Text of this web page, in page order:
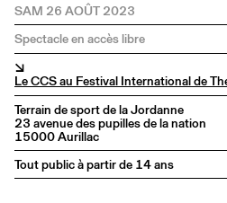
SAM 26 AOÛT 2023
Spectacle en accès libre
↘
Le CCS au Festival International de
Terrain de sport de la Jordanne
23 avenue des pupilles de la nation
15000 Aurillac
Tout public à partir de 14 ans